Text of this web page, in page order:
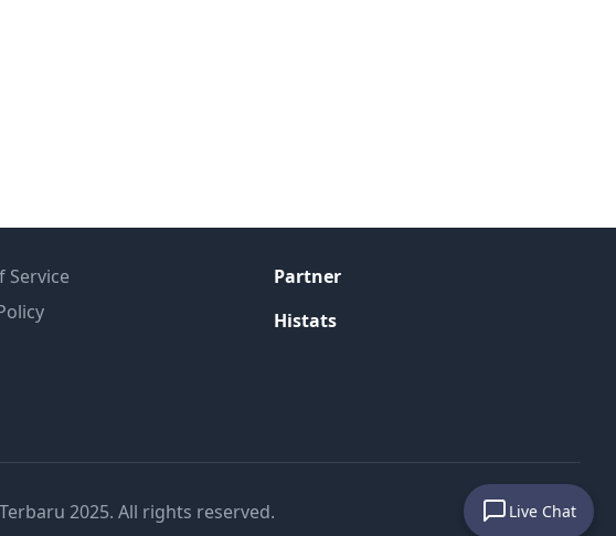
Live Chat
Service
Partner
Histats
2025. All rights reserved.